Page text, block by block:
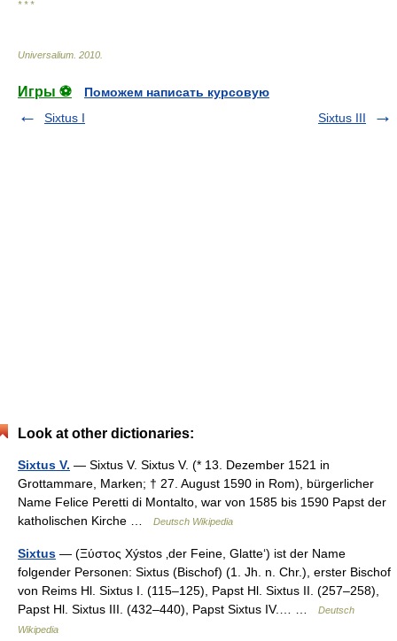
* * *
Universalium 2010
Игры ⚽
Поможем написать курсовую
Sixtus I
Sixtus III
Look at other dictionaries:
Sixtus V. — Sixtus V. Sixtus V. (* 13. Dezember 1521 in
Grottammare, Marken; † 27. August 1590 in Rom), bürgerlicher
Name Felice Peretti di Montalto, war von 1585 bis 1590 Papst der
katholischen Kirche …
Deutsch Wikipedia
Sixtus — (Ξύστος Xýstos ‚der Feine, Glatte‘) ist der Name
folgender Personen: Sixtus (Bischof) (1. Jh. n. Chr.), erster Bischof
von Reims Hl. Sixtus I. (115–125), Papst Hl. Sixtus II. (257–258),
Papst Hl. Sixtus III. (432–440), Papst Sixtus IV.… …
Deutsch
Wikipedia